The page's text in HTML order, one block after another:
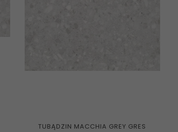
TUBĄDZIN MACCHIA GREY GRES